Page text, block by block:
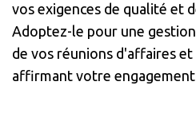
vos exigences de qualité et
Adoptez-le pour une
de vos réunions d'affaires
affirmant votre